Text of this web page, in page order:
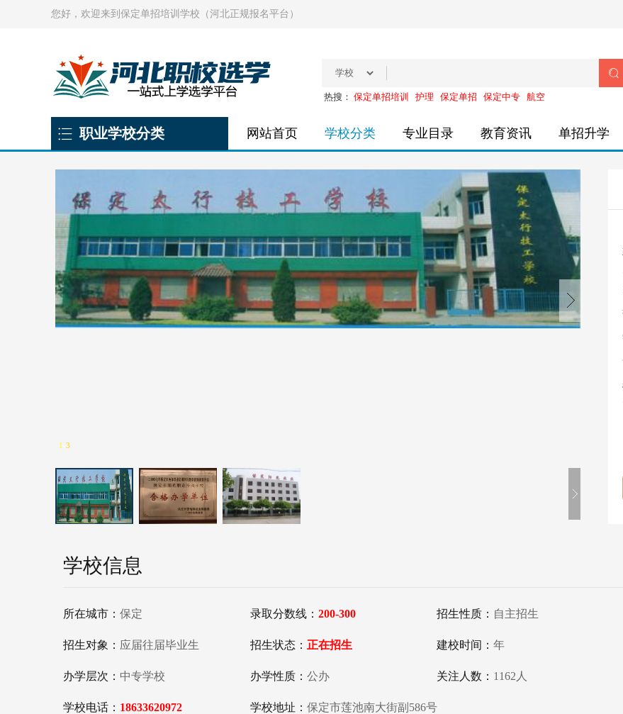
您好，欢迎来到保定单招培训学校（河北正规报名平台）

热搜： 保定单招培训 护理 保定单招 保定中专 航空
职业学校分类 网站首页 学校分类 专业目录 教育资讯 单招升学
1 3
学校信息
所在城市：保定 录取分数线： 200-300 招生性质： 自主招生
招生对象： 应届往届毕业生 招生状态： 正在招生 建校时间：年
办学层次： 中专学校 办学性质： 公办 关注人数： 1162人
学校电话： 18633620972 学校地址： 保定市莲池南大街副586号